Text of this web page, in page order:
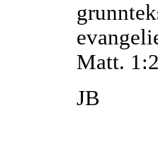
Matt.
JB